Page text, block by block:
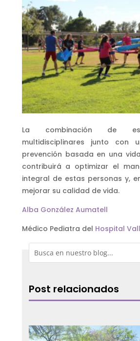
La combinación de
multidisciplinares junto con
prevención basada en una
contribuirá a optimizar el
integral de estas personas y,
mejorar su calidad de vida.
Alba González Aumatell
Médico Pediatra del Hospital
Post relacionados